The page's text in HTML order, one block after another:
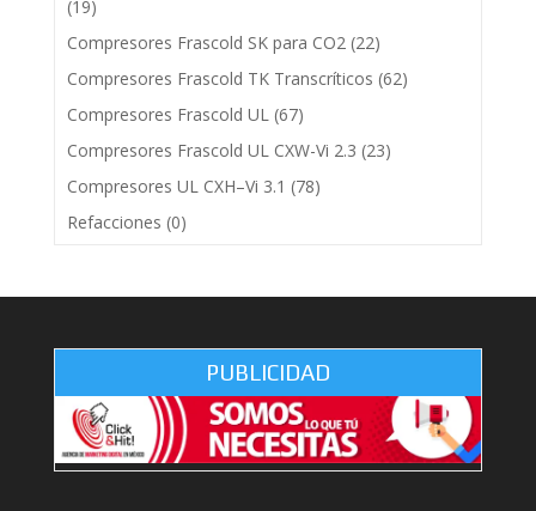
(19)
Compresores Frascold SK para CO2 (22)
Compresores Frascold TK Transcríticos (62)
Compresores Frascold UL (67)
Compresores Frascold UL CXW-Vi 2.3 (23)
Compresores UL CXH–Vi 3.1 (78)
Refacciones (0)
PUBLICIDAD